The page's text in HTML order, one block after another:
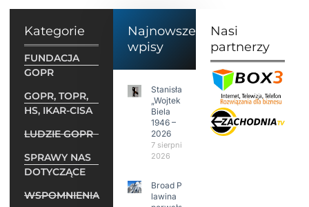
Kategorie
FUNDACJA
GOPR
GOPR, TOPR,
HS, IKAR-CISA
LUDZIE GOPR
SPRAWY NAS
DOTYCZĄCE
WSPOMNIENIA
Najnowsze
wpisy
Stanisław
„Wojtek”
Biela
1946 –
2026
7 sierpnia
2026
Broad Peak:
lawina
Nasi
partnerzy